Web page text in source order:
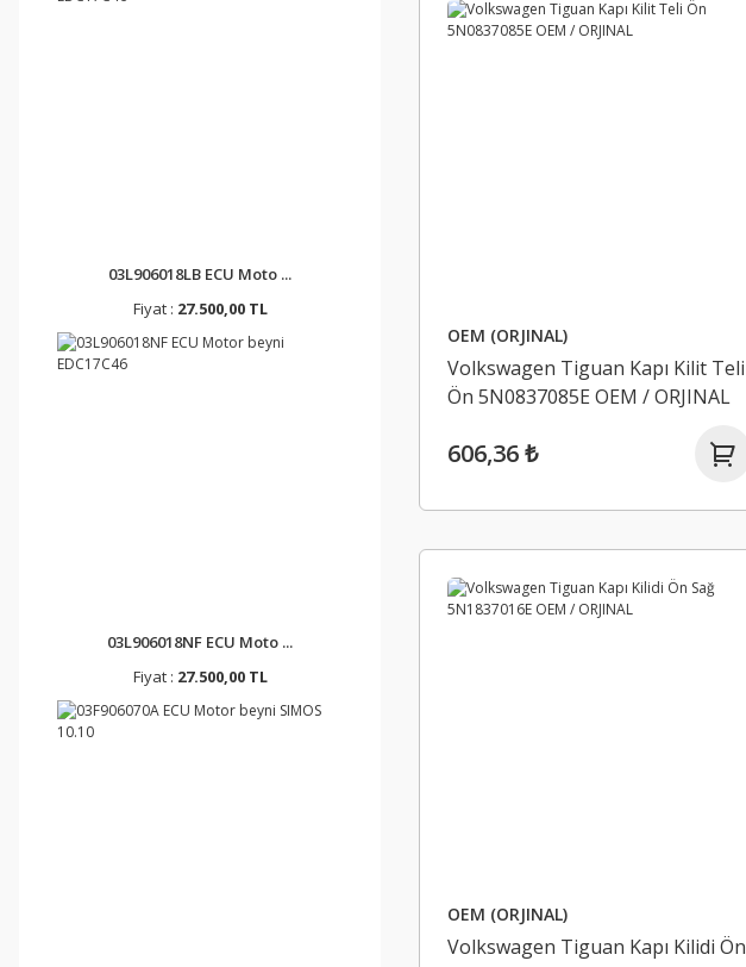
03L906018LB ECU Moto ...
Fiyat : 27.500,00 TL
03L906018NF ECU Moto ...
Fiyat : 27.500,00 TL
OEM (ORJINAL)
Volkswagen Tiguan Kapı Kilit Teli
Ön 5N0837085E OEM / ORJINAL
606,36 ₺
OEM (ORJINAL)
Volkswagen Tiguan Kapı Kilidi Ön